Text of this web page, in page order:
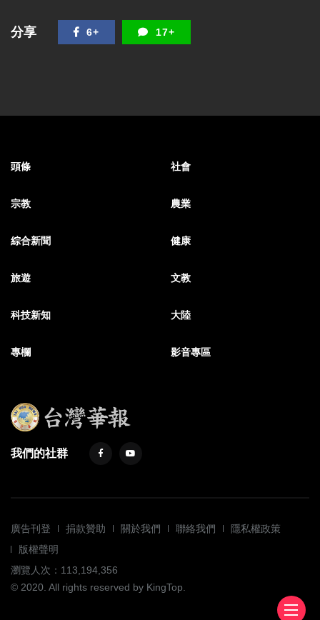
分享 6+ 17+
頭條 社會
宗教 農業
綜合新聞 健康
旅遊 文教
科技新知 大陸
專欄 影音專區
我們的社群
廣告刊登 捐款贊助 關於我們 聯絡我們
隱私權政策
版權聲明
瀏覽人次：113,194,356
© 2020. All rights reserved by KingTop.